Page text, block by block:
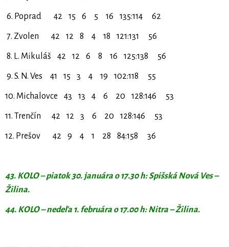
6. Poprad 42 15 6 5 16 135:114 62
7. Zvolen 42 12 8 4 18 121:131 56
8. L. Mikuláš 42 12 6 8 16 125:138 56
9. S. N. Ves 41 15 3 4 19 102:118 55
10. Michalovce 43 13 4 6 20 128:146 53
11. Trenčín 42 12 3 6 20 128:146 53
12. Prešov 42 9 4 1 28 84:158 36
43. KOLO – piatok 30. januára o 17.30 h: Spišská Nová Ves –
Žilina.
44. KOLO – nedeľa 1. februára o 17.00 h: Nitra – Žilina.